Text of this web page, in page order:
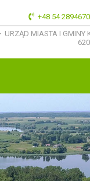
+48 54 2894670
URZĄD MIASTA I GMINY